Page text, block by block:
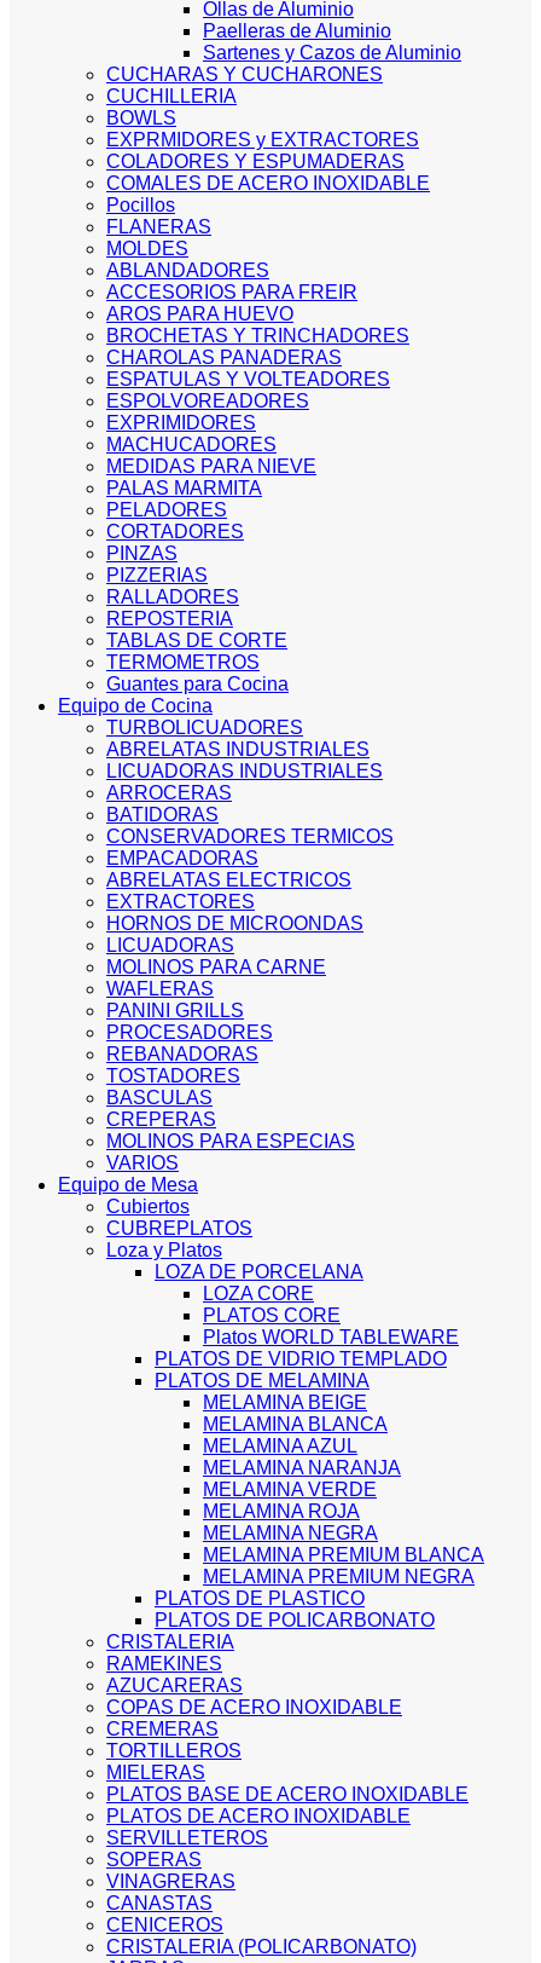
Ollas de Aluminio
Paelleras de Aluminio
Sartenes y Cazos de Aluminio
CUCHARAS Y CUCHARONES
CUCHILLERIA
BOWLS
EXPRMIDORES y EXTRACTORES
COLADORES Y ESPUMADERAS
COMALES DE ACERO INOXIDABLE
Pocillos
FLANERAS
MOLDES
ABLANDADORES
ACCESORIOS PARA FREIR
AROS PARA HUEVO
BROCHETAS Y TRINCHADORES
CHAROLAS PANADERAS
ESPATULAS Y VOLTEADORES
ESPOLVOREADORES
EXPRIMIDORES
MACHUCADORES
MEDIDAS PARA NIEVE
PALAS MARMITA
PELADORES
CORTADORES
PINZAS
PIZZERIAS
RALLADORES
REPOSTERIA
TABLAS DE CORTE
TERMOMETROS
Guantes para Cocina
Equipo de Cocina
TURBOLICUADORES
ABRELATAS INDUSTRIALES
LICUADORAS INDUSTRIALES
ARROCERAS
BATIDORAS
CONSERVADORES TERMICOS
EMPACADORAS
ABRELATAS ELECTRICOS
EXTRACTORES
HORNOS DE MICROONDAS
LICUADORAS
MOLINOS PARA CARNE
WAFLERAS
PANINI GRILLS
PROCESADORES
REBANADORAS
TOSTADORES
BASCULAS
CREPERAS
MOLINOS PARA ESPECIAS
VARIOS
Equipo de Mesa
Cubiertos
CUBREPLATOS
Loza y Platos
LOZA DE PORCELANA
LOZA CORE
PLATOS CORE
Platos WORLD TABLEWARE
PLATOS DE VIDRIO TEMPLADO
PLATOS DE MELAMINA
MELAMINA BEIGE
MELAMINA BLANCA
MELAMINA AZUL
MELAMINA NARANJA
MELAMINA VERDE
MELAMINA ROJA
MELAMINA NEGRA
MELAMINA PREMIUM BLANCA
MELAMINA PREMIUM NEGRA
PLATOS DE PLASTICO
PLATOS DE POLICARBONATO
CRISTALERIA
RAMEKINES
AZUCARERAS
COPAS DE ACERO INOXIDABLE
CREMERAS
TORTILLEROS
MIELERAS
PLATOS BASE DE ACERO INOXIDABLE
PLATOS DE ACERO INOXIDABLE
SERVILLETEROS
SOPERAS
VINAGRERAS
CANASTAS
CENICEROS
CRISTALERIA (POLICARBONATO)